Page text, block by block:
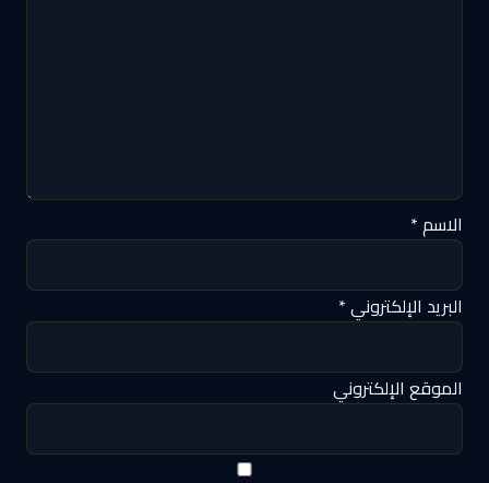
الاسم*
البريد الإلكتروني*
الموقع الإلكتروني